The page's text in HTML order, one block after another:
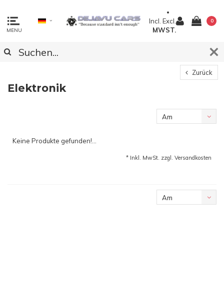
MENU
Incl. Excl.
MWST.
0
Zurück
Elektronik
Am
Keine Produkte gefunden!...
* Inkl. MwSt. zzgl. Versandkosten
Am